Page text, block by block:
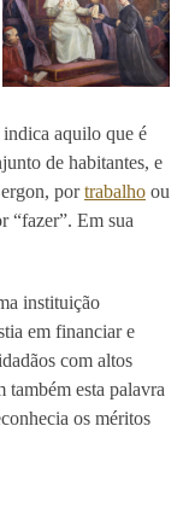
aquilo que é
de habitantes, e
portrabalho ou
“fazer”. Em sua
instituição
em financiar e
com altos
também esta palavra
os méritos